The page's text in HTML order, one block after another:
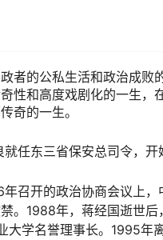
者的公私生活和政治成败
性和高度戏剧化的一生
奇的一生。
任东三省保安总司令，开
召开的政治协商会议上
。1988年，蒋经国逝世
大学名誉理事长。1995年